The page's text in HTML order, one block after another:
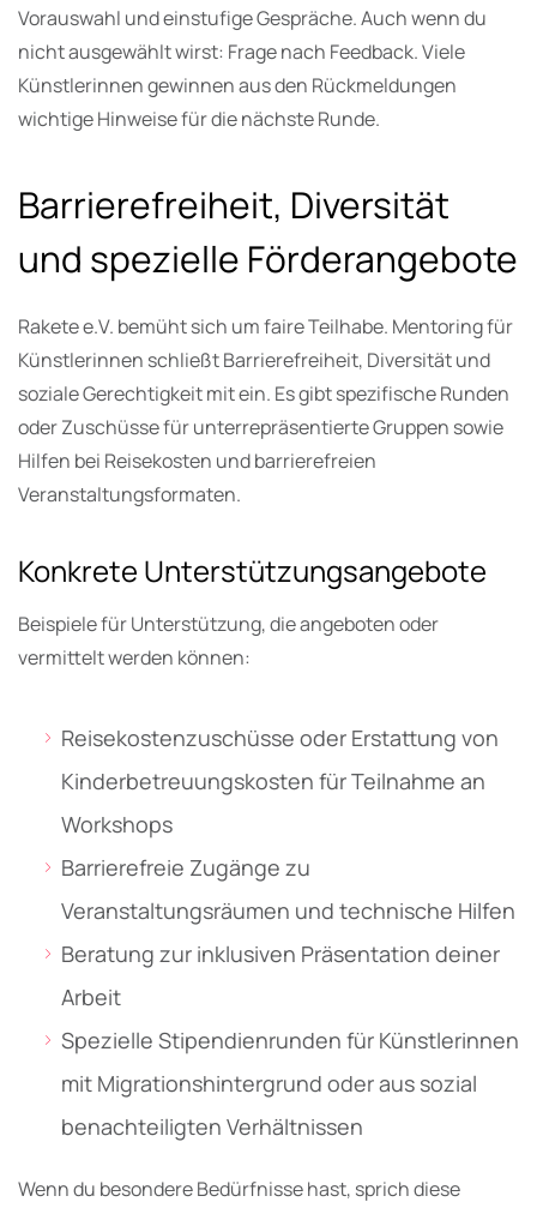
Vorauswahl und einstufige Gespräche. Auch wenn du
nicht ausgewählt wirst: Frage nach Feedback. Viele
Künstlerinnen gewinnen aus den Rückmeldungen
wichtige Hinweise für die nächste Runde.
Barrierefreiheit, Diversität
und spezielle Förderangebote
Rakete e.V. bemüht sich um faire Teilhabe. Mentoring für
Künstlerinnen schließt Barrierefreiheit, Diversität und
soziale Gerechtigkeit mit ein. Es gibt spezifische Runden
oder Zuschüsse für unterrepräsentierte Gruppen sowie
Hilfen bei Reisekosten und barrierefreien
Veranstaltungsformaten.
Konkrete Unterstützungsangebote
Beispiele für Unterstützung, die angeboten oder
vermittelt werden können:
Reisekostenzuschüsse oder Erstattung von
Kinderbetreuungskosten für Teilnahme an
Workshops
Barrierefreie Zugänge zu
Veranstaltungsräumen und technische Hilfen
Beratung zur inklusiven Präsentation deiner
Arbeit
Spezielle Stipendienrunden für Künstlerinnen
mit Migrationshintergrund oder aus sozial
benachteiligten Verhältnissen
Wenn du besondere Bedürfnisse hast, sprich diese